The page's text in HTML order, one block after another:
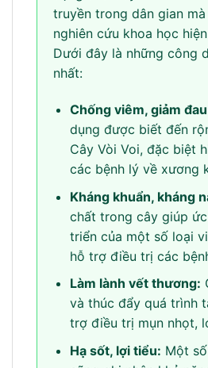
truyền trong dân gian
nghiên cứu khoa học
Dưới đây là những công
nhất:
Chống viêm, giảm
dụng được biết đến
Cây Vòi Voi, đặc biệt
các bệnh lý về xương
Kháng khuẩn, kháng
chất trong cây giúp
triển của một số loại
hỗ trợ điều trị các
Làm lành vết thương:
và thúc đẩy quá trình
trợ điều trị mụn nhọt,
Hạ sốt, lợi tiểu: Một